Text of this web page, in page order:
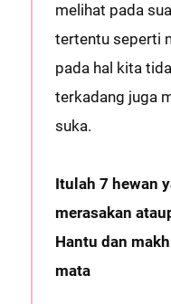
melihat pada
tertentu seperti
pada hal kita
terkadang juga
suka.
Itulah 7 hewan
merasakan
Hantu dan
mata